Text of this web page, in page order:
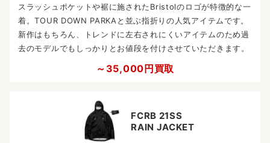
スラッシュポケットや裾に施されたBristolのロゴが特徴的な一
着。TOUR DOWN PARKAと並ぶ指折りの人気アイテムです。
新作はもちろん、トレンドに左右されにくいアイテムのため過
去のモデルでもしっかりとお値段を付けさせていただきます。
～35,000円買取
FCRB 21SS
RAIN JACKET